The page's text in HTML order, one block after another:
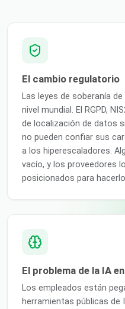
El cambio regulatorio
Las leyes de soberanía
nivel mundial. El RGPD,
de localización de datos
no pueden confiar sus
a los hiperescaladores.
vacío, y los proveedores
posicionados para
El problema de la IA
Los empleados están
herramientas públicas de